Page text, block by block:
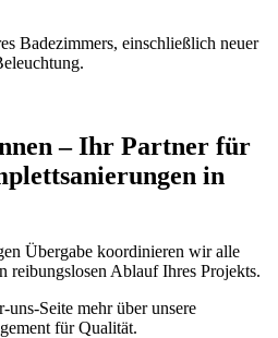
Badezimmers, einschließlich neuer
– Ihr Partner für
in
Übergabe koordinieren wir alle
reibungslosen Ablauf Ihres Projekts.
Seite mehr über unsere
für Qualität.